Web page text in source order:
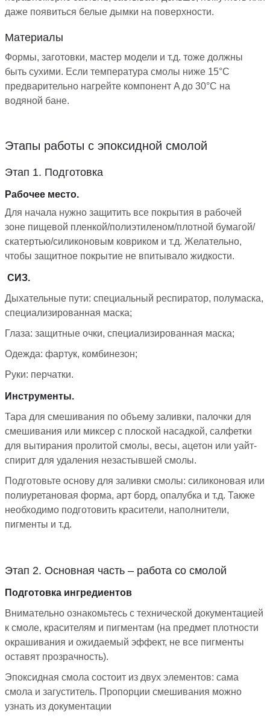
даже появиться белые дымки на поверхности.
Материалы
Формы, заготовки, мастер модели и т.д. тоже должны
быть сухими. Если температура смолы ниже 15°С
предварительно нагрейте компонент A до 30°С на
водяной бане.
Этапы работы с эпоксидной смолой
Этап 1. Подготовка
Рабочее место.
Для начала нужно защитить все покрытия в рабочей
зоне пищевой пленкой/полиэтиленом/плотной бумагой/
скатертью/силиконовым ковриком и т.д. Желательно,
чтобы защитное покрытие не впитывало жидкости.
СИЗ.
Дыхательные пути: специальный респиратор, полумаска,
специализированная маска;
Глаза: защитные очки, специализированная маска;
Одежда: фартук, комбинезон;
Руки: перчатки.
Инструменты.
Тара для смешивания по объему заливки, палочки для
смешивания или миксер с плоской насадкой, салфетки
для вытирания пролитой смолы, весы, ацетон или уайт-
спирит для удаления незастывшей смолы.
Подготовьте основу для заливки смолы: силиконовая или
полиуретановая форма, арт борд, опалубка и т.д. Также
необходимо подготовить красители, наполнители,
пигменты и т.д.
Этап 2. Основная часть – работа со смолой
Подготовка ингредиентов
Внимательно ознакомьтесь с технической документацией
к смоле, красителям и пигментам (на предмет плотности
окрашивания и ожидаемый эффект, не все пигменты
оставят прозрачность).
Эпоксидная смола состоит из двух элементов: сама
смола и загуститель. Пропорции смешивания можно
узнать из документации